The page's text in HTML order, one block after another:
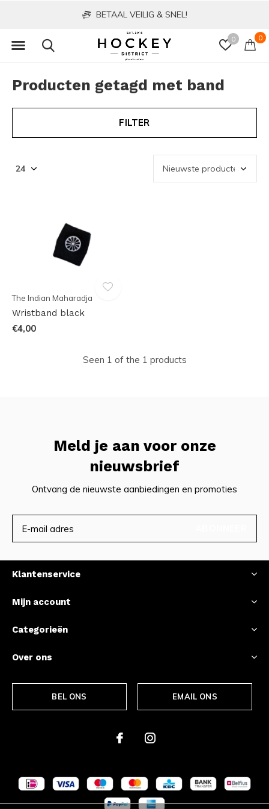
0 0
BETAAL VEILIG & SNEL!
Producten getagd met band
FILTER
The Indian Maharadja
Wristband black
€4,00
Seen 1 of the 1 products
Meld je aan voor onze
nieuwsbrief
Ontvang de nieuwste aanbiedingen en promoties
Klantenservice
Mijn account
Categorieën
Over ons
BEL ONS EMAIL ONS